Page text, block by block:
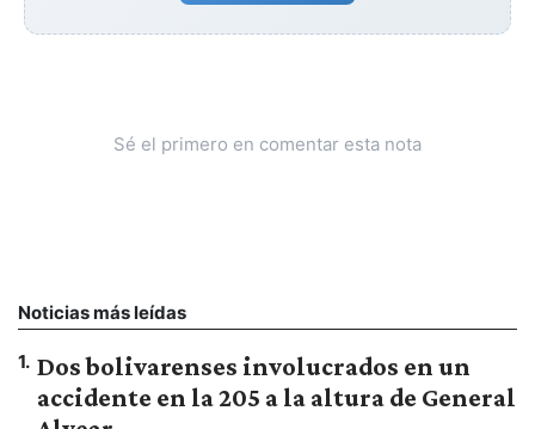
Sé el primero en comentar esta nota
Noticias más leídas
1. Dos bolivarenses involucrados en un
accidente en la 205 a la altura de General